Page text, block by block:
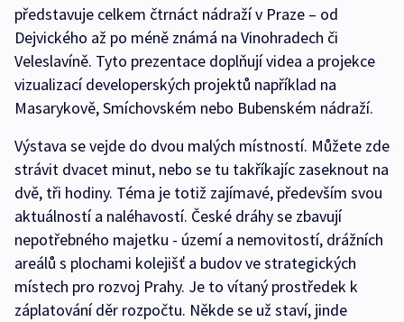
představuje celkem čtrnáct nádraží v Praze – od
Dejvického až po méně známá na Vinohradech či
Veleslavíně. Tyto prezentace doplňují videa a projekce
vizualizací developerských projektů například na
Masarykově, Smíchovském nebo Bubenském nádraží.
Výstava se vejde do dvou malých místností. Můžete zde
strávit dvacet minut, nebo se tu takříkajíc zaseknout na
dvě, tři hodiny. Téma je totiž zajímavé, především svou
aktuálností a naléhavostí. České dráhy se zbavují
nepotřebného majetku - území a nemovitostí, drážních
areálů s plochami kolejišť a budov ve strategických
místech pro rozvoj Prahy. Je to vítaný prostředek k
záplatování děr rozpočtu. Někde se už staví, jinde